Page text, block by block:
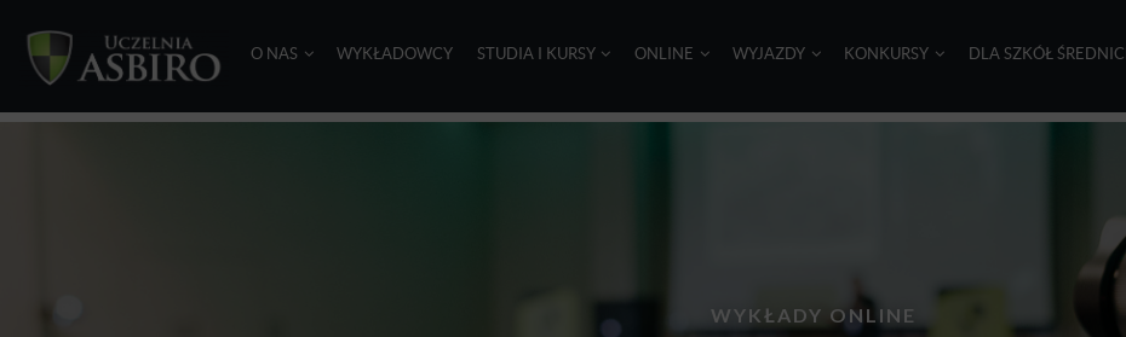
O NAS WYKŁADOWCY STUDIA I KURSY ONLINE WYJAZDY KONKURSY DLA SZKÓŁ
WYKŁADY ONLINE